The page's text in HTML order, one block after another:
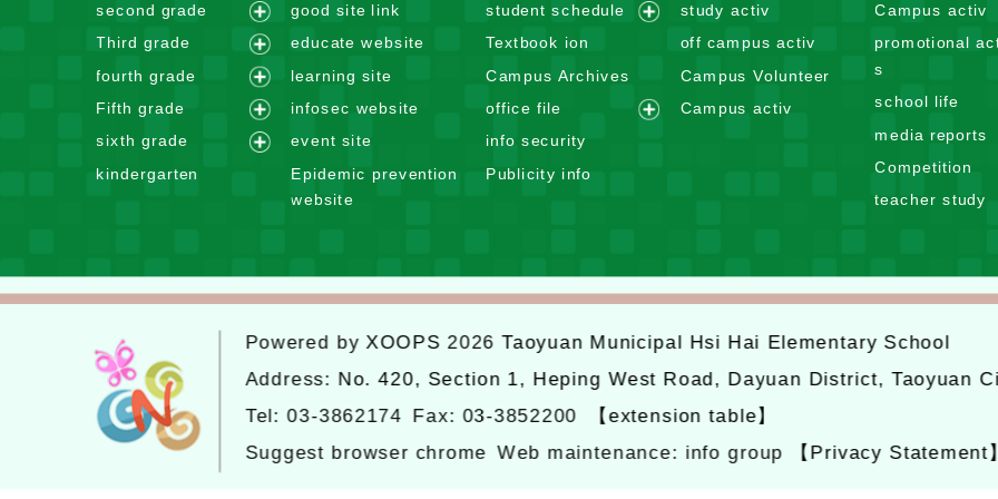
x
p
a
n
d
second grade
e
x
p
a
n
u
Third grade
e
x
p
a
n
u
fourth grade
e
x
p
e
n
u
Fifth grade
e
x
m
n
u
sixth grade
n
d
e
n
kindergarten
good site link
educate website
learning site
infosec website
event site
Epidemic prevention
website
student schedule
a
u
Textbook ion
Campus Archives
office file
m
n
u
info security
Publicity info
study activ
off campus activ
Campus Volunteer
Campus activ
Campus activ
promotional
s
school life
media reports
Competition
teacher study
Powered by XOOPS 2026Taoyuan Municipal Hsi Hai Elementary School
Address: No. 420, Section 1, Heping West Road, Dayuan District, Taoyuan
Tel: 03-3862174 Fax: 03-3852200
【extension table】
Suggest browser chrome Web maintenance: info group 【Privacy Statement】